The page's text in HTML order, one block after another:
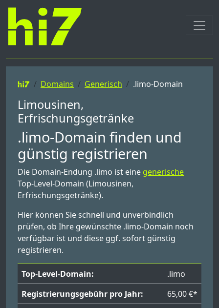
Domains Generisch .limo-Domain
Limousinen,
Erfrischungsgetränke
.limo-Domain finden und
günstig registrieren
Die Domain-Endung .limo ist eine generische
Top-Level-Domain (Limousinen,
Erfrischungsgetränke).
Hier können Sie schnell und unverbindlich
prüfen, ob Ihre gewünschte .limo-Domain noch
verfügbar ist und diese ggf. sofort günstig
registrieren.
Top-Level-Domain:
.limo
Registrierungsgebühr pro Jahr:
65,00 €*